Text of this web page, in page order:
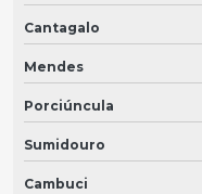
Cantagalo
Mendes
Porciúncula
Sumidouro
Cambuci